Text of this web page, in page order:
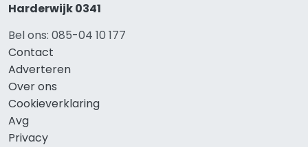
Harderwijk 0341
Bel ons: 085-04 10 177
Contact
Adverteren
Over ons
Cookieverklaring
Avg
Privacy